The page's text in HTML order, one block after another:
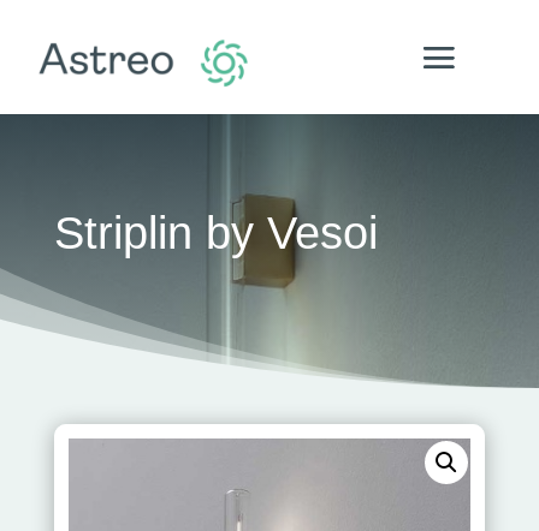
Striplin by Vesoi